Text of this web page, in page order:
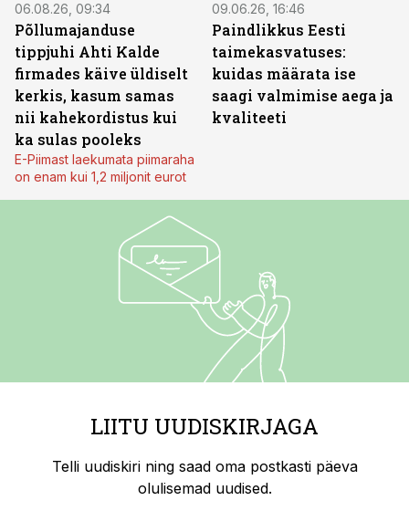
06.08.26, 09:34
Põllumajanduse
tippjuhi Ahti Kalde
firmades käive üldiselt
kerkis, kasum samas
nii kahekordistus kui
ka sulas pooleks
E-Piimast laekumata piimaraha
on enam kui 1,2 miljonit eurot
09.06.26, 16:46
Paindlikkus Eesti
taimekasvatuses:
kuidas määrata ise
saagi valmimise aega ja
kvaliteeti
LIITU UUDISKIRJAGA
Telli uudiskiri ning saad oma postkasti päeva
olulisemad uudised.